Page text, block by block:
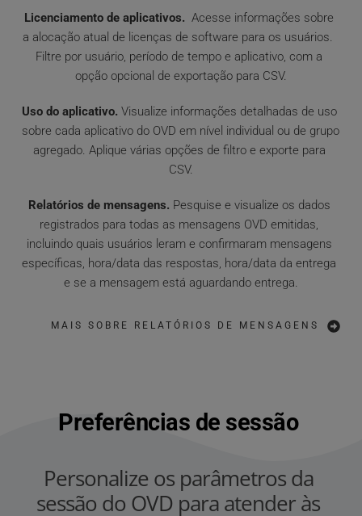
Licenciamento de aplicativos.
  Acesse informações sobre
a alocação atual de licenças de software para os usuários.
Filtre por usuário, período de tempo e aplicativo, com a
opção opcional de exportação para CSV.
Uso do aplicativo. Visualize informações detalhadas de uso
sobre cada aplicativo do OVD em nível individual ou de grupo
agregado. Aplique várias opções de filtro e exporte para
CSV.
Relatórios de mensagens. Pesquise e visualize os dados
registrados para todas as mensagens OVD emitidas,
incluindo quais usuários leram e confirmaram mensagens
específicas, hora/data das respostas, hora/data da entrega
e se a mensagem está aguardando entrega.
MAIS SOBRE RELATÓRIOS DE MENSAGENS
Preferências de sessão
Personalize os parâmetros da
sessão do OVD para atender às